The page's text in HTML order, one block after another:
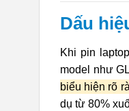
Dấu
Khi pin
model như
biểu hiện rõ
dụ từ 80%